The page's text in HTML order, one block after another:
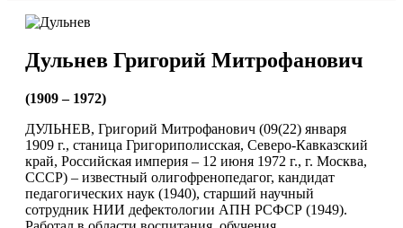
Дульнев Григорий Митрофанович
(1909 – 1972)
ДУЛЬНЕВ, Григорий Митрофанович (09(22) января
1909 г., станица Григориполисская, Северо-Кавказский
край, Российская империя – 12 июня 1972 г., г. Москва,
СССР) – известный олигофренопедагог, кандидат
педагогических наук (1940), старший научный
сотрудник НИИ дефектологии АПН РСФСР (1949).